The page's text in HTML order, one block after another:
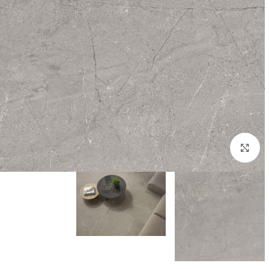
הגדל/י תמונה